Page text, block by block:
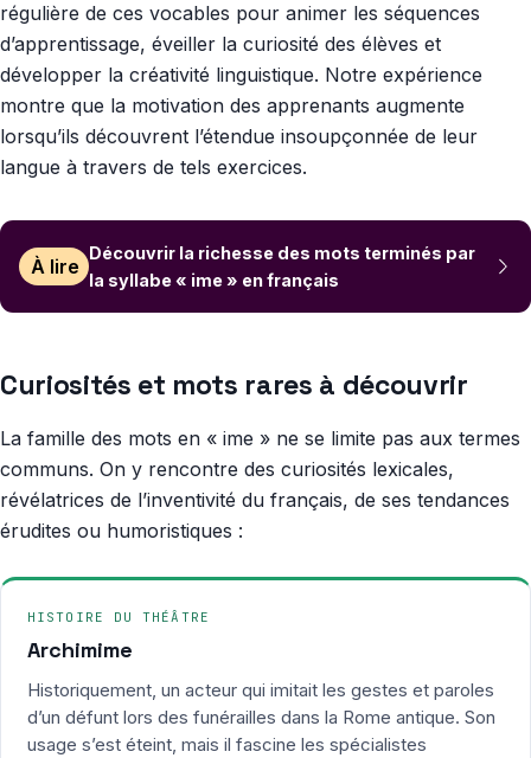
régulière de ces vocables pour animer les séquences
d’apprentissage, éveiller la curiosité des élèves et
développer la créativité linguistique. Notre expérience
montre que la motivation des apprenants augmente
lorsqu’ils découvrent l’étendue insoupçonnée de leur
langue à travers de tels exercices.
À lire
Découvrir la richesse des mots terminés par
la syllabe « ime » en français
Curiosités et mots rares à découvrir
La famille des mots en « ime » ne se limite pas aux termes
communs. On y rencontre des curiosités lexicales,
révélatrices de l’inventivité du français, de ses tendances
érudites ou humoristiques :
HISTOIRE DU THÉÂTRE
Archimime
Historiquement, un acteur qui imitait les gestes et paroles
d’un défunt lors des funérailles dans la Rome antique. Son
usage s’est éteint, mais il fascine les spécialistes